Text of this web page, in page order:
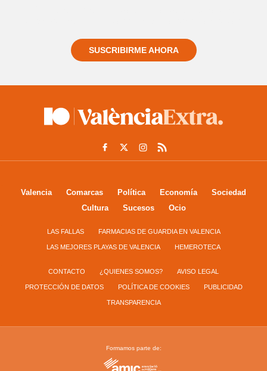
SUSCRIBIRME AHORA
Valencia Comarcas Política Economía
Sociedad
Cultura
Sucesos Ocio
LAS FALLAS FARMACIAS DE GUARDIA EN VALENCIA
LAS MEJORES PLAYAS DE VALENCIA HEMEROTECA
CONTACTO ¿QUIENES SOMOS? AVISO LEGAL
PROTECCIÓN DE DATOS POLÍTICA DE COOKIES PUBLICIDAD
TRANSPARENCIA
Formamos parte de: